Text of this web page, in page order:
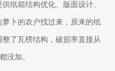
纸箱结构优化、版面设计、
卜的农户找过来，原来的纸
了瓦楞结构，破损率直接从
没加。